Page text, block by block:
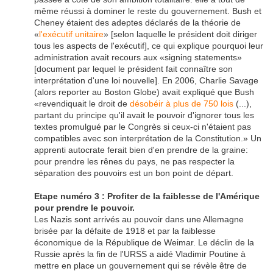
même réussi à dominer le reste du gouvernement. Bush et
Cheney étaient des adeptes déclarés de la théorie de
«l'exécutif unitaire» [selon laquelle le président doit diriger
tous les aspects de l'exécutif], ce qui explique pourquoi leur
administration avait recours aux «signing statements»
[document par lequel le président fait connaître son
interprétation d'une loi nouvelle]. En 2006, Charlie Savage
(alors reporter au Boston Globe) avait expliqué que Bush
«revendiquait le droit de désobéir à plus de 750 lois (...),
partant du principe qu'il avait le pouvoir d'ignorer tous les
textes promulgué par le Congrès si ceux-ci n'étaient pas
compatibles avec son interprétation de la Constitution.» Un
apprenti autocrate ferait bien d'en prendre de la graine:
pour prendre les rênes du pays, ne pas respecter la
séparation des pouvoirs est un bon point de départ.
Etape numéro 3 : Profiter de la faiblesse de l'Amérique
pour prendre le pouvoir.
Les Nazis sont arrivés au pouvoir dans une Allemagne
brisée par la défaite de 1918 et par la faiblesse
économique de la République de Weimar. Le déclin de la
Russie après la fin de l'URSS a aidé Vladimir Poutine à
mettre en place un gouvernement qui se révèle être de